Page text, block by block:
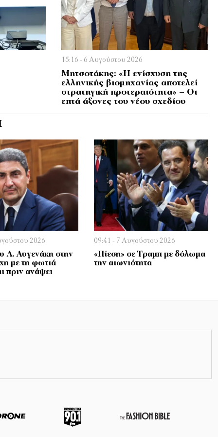
15:16 - 6 Αυγούστου 2026
Μητσοτάκης: «Η ενίσχυση της
ελληνικής βιομηχανίας αποτελεί
στρατηγική προτεραιότητα» – Οι
επτά άξονες του νέου σχεδίου
2026
Λ. Αυγενάκη στην
με τη φωτιά
πριν ανάψει
09:41 - 7 Αυγούστου 2026
«Πίεση» σε Τραμπ με δόλωμα
την αιωνιότητα